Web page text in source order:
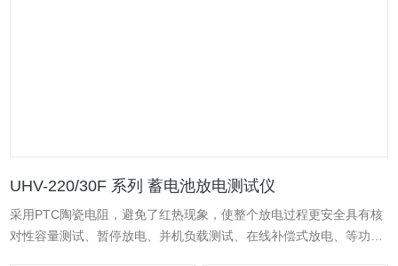
UHV-220/30F 系列 蓄电池放电测试仪
采用PTC陶瓷电阻，避免了红热现象，使整个放电过程更安全具有核
对性容量测试、暂停放电、并机负载测试、在线补偿式放电、等功能